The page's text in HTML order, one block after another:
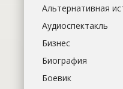
Альтернативная
Аудиоспектакль
Бизнес
Биография
Боевик